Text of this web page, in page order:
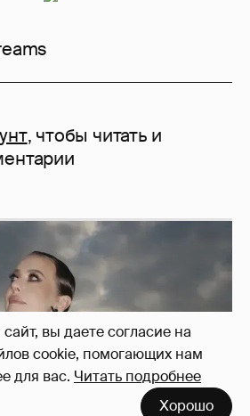
вы даете согласие на
cookie, помогающих нам
для вас. Читать подробнее
Хорошо
, чтобы читать и